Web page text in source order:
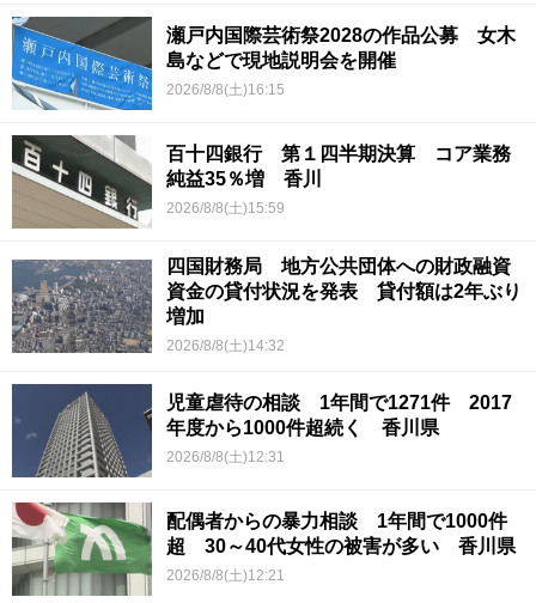
瀬戸内国際芸術祭2028の作品公募 女木
島などで現地説明会を開催
2026/8/8(土)16:15
百十四銀行 第１四半期決算 コア業務
純益35％増 香川
2026/8/8(土)15:59
四国財務局 地方公共団体への財政融資
資金の貸付状況を発表 貸付額は2年ぶり
増加
2026/8/8(土)14:32
児童虐待の相談 1年間で1271件 2017
年度から1000件超続く 香川県
2026/8/8(土)12:31
配偶者からの暴力相談 1年間で1000件
超 30～40代女性の被害が多い 香川県
2026/8/8(土)12:21